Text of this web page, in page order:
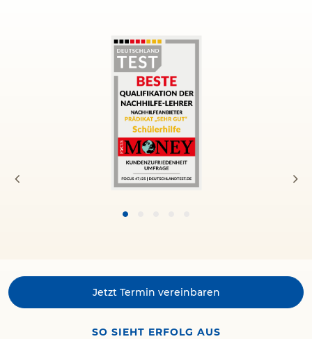
Jetzt Termin vereinbaren
SO SIEHT ERFOLG AUS